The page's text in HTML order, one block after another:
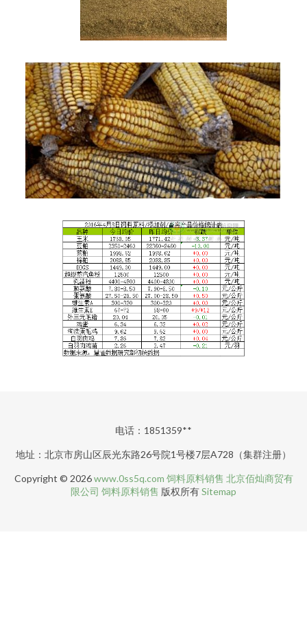
电话：1851359**
地址：北京市房山区辰光东路26号院1号楼7层A728（集群注册）
Copyright © 2026www.0ss5q.com 饲料原料销售 北京佰灿商贸有
限公司 饲料原料销售 版权所有Sitemap